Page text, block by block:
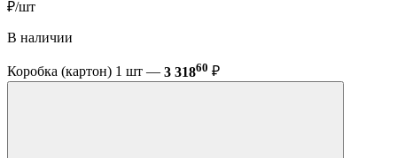
₽/шт
В наличии
Коробка (картон) 1 шт — 3 31860 ₽